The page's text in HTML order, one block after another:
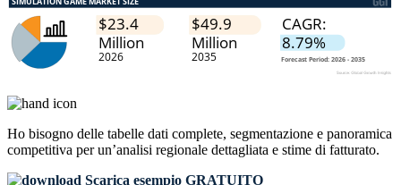
Ho bisogno delle tabelle dati complete, segmentazione e panoramica
competitiva per un’analisi regionale dettagliata e stime di fatturato.
Scarica esempio GRATUITO